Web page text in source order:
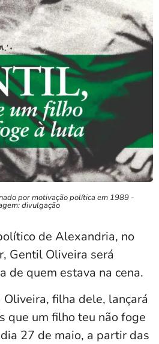
por motivação política em 1989 -
divulgação
de Alexandria, no
Gentil Oliveira será
de quem estava na cena.
filha dele, lançará
que um filho teu não foge
27 de maio, a partir das